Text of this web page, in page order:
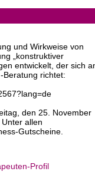
und Wirkweise von
„konstruktiver
entwickelt, der sich
Beratung richtet:
den 25. November
allen
Gutscheine.
Profil